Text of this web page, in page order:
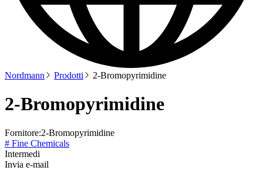
Nordmann Prodotti 2-Bromopyrimidine
2-Bromopyrimidine
Fornitore:2-Bromopyrimidine
# Fine Chemicals
Intermedi
Invia e-mail